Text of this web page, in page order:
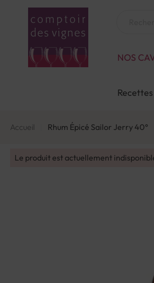
NOS
Recettes
Accueil Rhum Épicé Sailor Jerry 40°
Le produit est actuellement